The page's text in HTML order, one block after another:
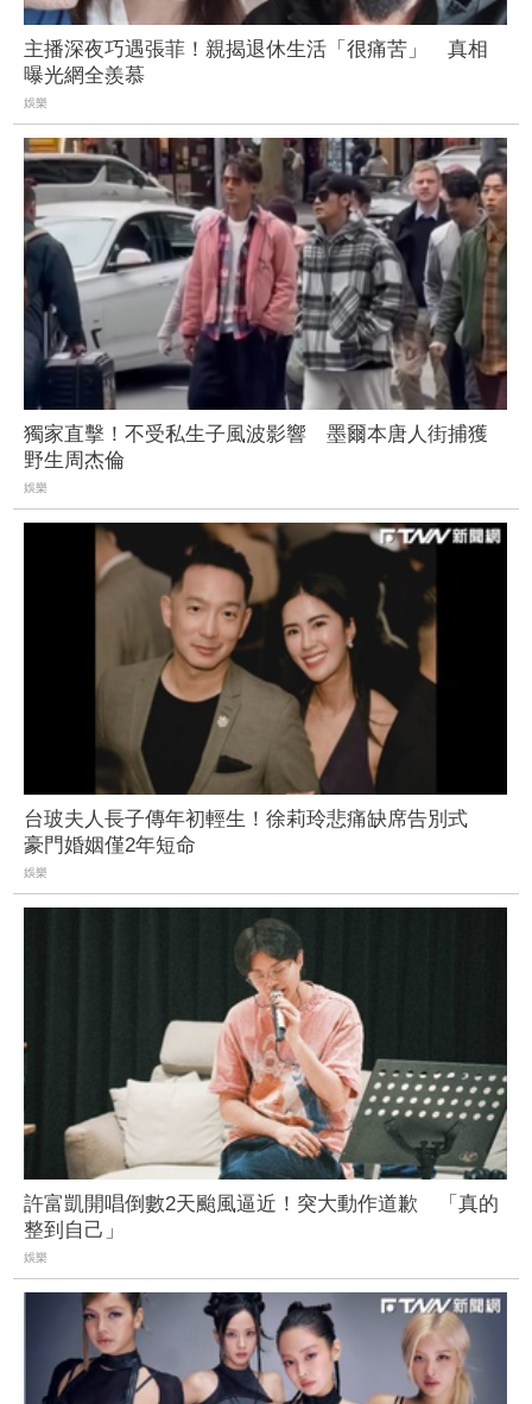
主播深夜巧遇張菲！親揭退休生活「很痛苦」 真相
曝光網全羨慕
娛樂
獨家直擊！不受私生子風波影響 墨爾本唐人街捕獲
野生周杰倫
娛樂
台玻夫人長子傳年初輕生！徐莉玲悲痛缺席告別式
豪門婚姻僅2年短命
娛樂
許富凱開唱倒數2天颱風逼近！突大動作道歉 「真的
整到自己」
娛樂